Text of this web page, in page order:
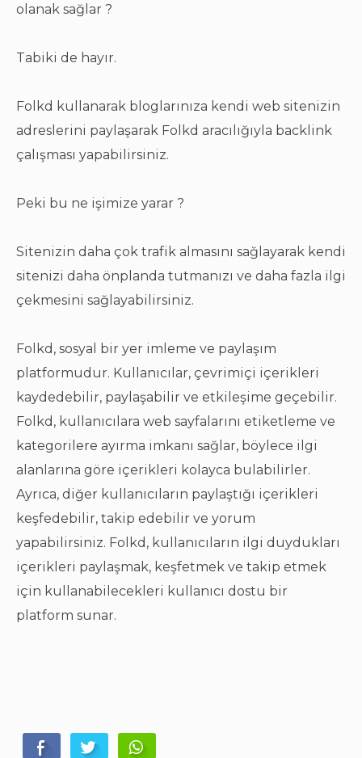
olanak sağlar ?
Tabiki de hayır.
Folkd kullanarak bloglarınıza kendi web sitenizin
adreslerini paylaşarak Folkd aracılığıyla backlink
çalışması yapabilirsiniz.
Peki bu ne işimize yarar ?
Sitenizin daha çok trafik almasını sağlayarak kendi
sitenizi daha önplanda tutmanızı ve daha fazla ilgi
çekmesini sağlayabilirsiniz.
Folkd, sosyal bir yer imleme ve paylaşım
platformudur. Kullanıcılar, çevrimiçi içerikleri
kaydedebilir, paylaşabilir ve etkileşime geçebilir.
Folkd, kullanıcılara web sayfalarını etiketleme ve
kategorilere ayırma imkanı sağlar, böylece ilgi
alanlarına göre içerikleri kolayca bulabilirler.
Ayrıca, diğer kullanıcıların paylaştığı içerikleri
keşfedebilir, takip edebilir ve yorum
yapabilirsiniz. Folkd, kullanıcıların ilgi duydukları
içerikleri paylaşmak, keşfetmek ve takip etmek
için kullanabilecekleri kullanıcı dostu bir
platform sunar.